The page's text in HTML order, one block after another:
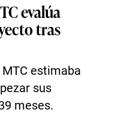
evalúa
tras
estimaba
sus
meses.